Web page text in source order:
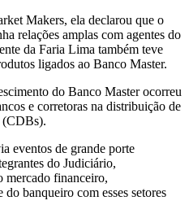
Makers, ela declarou que o
relações amplas com agentes do
da Faria Lima também teve
ligados ao Banco Master.
do Banco Master ocorreu
e corretoras na distribuição de
(CDBs).
eventos de grande porte
do Judiciário,
mercado financeiro,
banqueiro com esses setores